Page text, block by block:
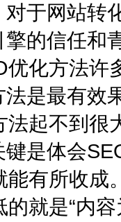
于网站转
的信任和
优化方法许
是最有效
法起不到很
是体会
能有所收成
就是“内